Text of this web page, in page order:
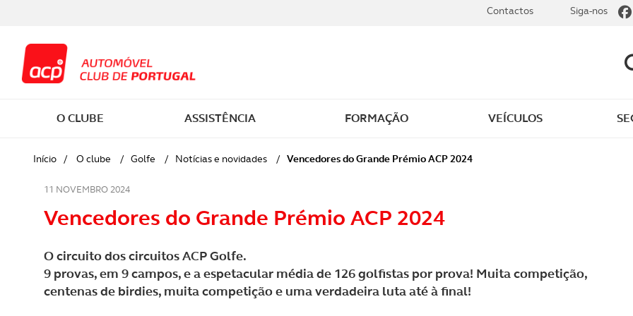
O CLUBE
SER SÓCIO
SOBRE O ACP
MOBILIDADE E SEGURANÇA
RESPONSABILIDADE SOCIAL E
AMBIENTAL
Atualidade
Ensaios
Desporto
impressa
ASSISTÊNCIA
EM VIAGEM
SAÚDE
CASA
JURÍDICA E DOCUMENTOS
DESCONTOS E POUPANÇA
FORMAÇÃO
CARTA DE CONDUÇÃO
CURSOS PESSOAIS
CURSOS PARA MENORES
CURSOS PARA PROFISSIONAIS
CONDUTOR EM DIA
VEÍCULOS
COMPRAR CARRO
MANUTENÇÃO AUTOMÓVEL
FISCALIDADE
ELÉTRICOS
CASA E VEÍCULOS
PESSOAIS
SAÚDE
LAZER
SIMULADORES
VIAGENS
WORKSHOPS HAPPY HOUR
ESTRADA FORA
CAMPISMO
MONTANHISMO
Contactos Siga-nos
Início / O clube / Golfe / Notícias e novidades / Vencedores do Grande Prémio ACP 2024
11 NOVEMBRO 2024
Vencedores do Grande Prémio ACP 2024
O circuito dos circuitos ACP Golfe.
9 provas, em 9 campos, e a espetacular média de 126 golfistas por prova! Muita competição,
centenas de birdies, muita competição e uma verdadeira luta até à final!